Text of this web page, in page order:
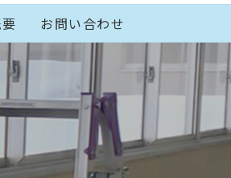
お問い合わせ